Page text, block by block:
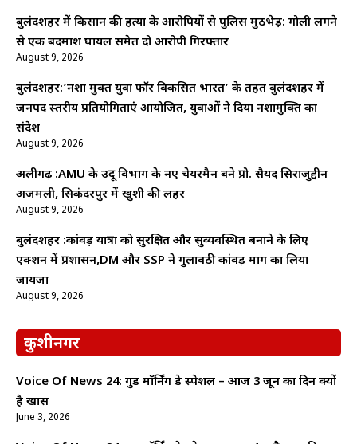
बुलंदशहर में किसान की हत्या के आरोपियों से पुलिस मुठभेड़: गोली लगने
से एक बदमाश घायल समेत दो आरोपी गिरफ्तार
August 9, 2026
बुलंदशहर:’नशा मुक्त युवा फॉर विकसित भारत’ के तहत बुलंदशहर में
जनपद स्तरीय प्रतियोगिताएं आयोजित, युवाओं ने दिया नशामुक्ति का
संदेश
August 9, 2026
अलीगढ़ :AMU के उर्दू विभाग के नए चेयरमैन बने प्रो. सैयद सिराजुद्दीन
अजमली, सिकंदरपुर में खुशी की लहर
August 9, 2026
बुलंदशहर :कांवड़ यात्रा को सुरक्षित और सुव्यवस्थित बनाने के लिए
एक्शन में प्रशासन,DM और SSP ने गुलावठी कांवड़ मार्ग का लिया
जायजा
August 9, 2026
कुशीनगर
Voice Of News 24: गुड माॅर्निंग डे स्पेशल – आज 3 जून का दिन क्यों
है खास
June 3, 2026